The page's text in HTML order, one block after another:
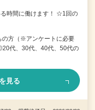
時間に働けます！ ☆1回の
方（※アンケートに必要
代、30代、40代、50代の
見る